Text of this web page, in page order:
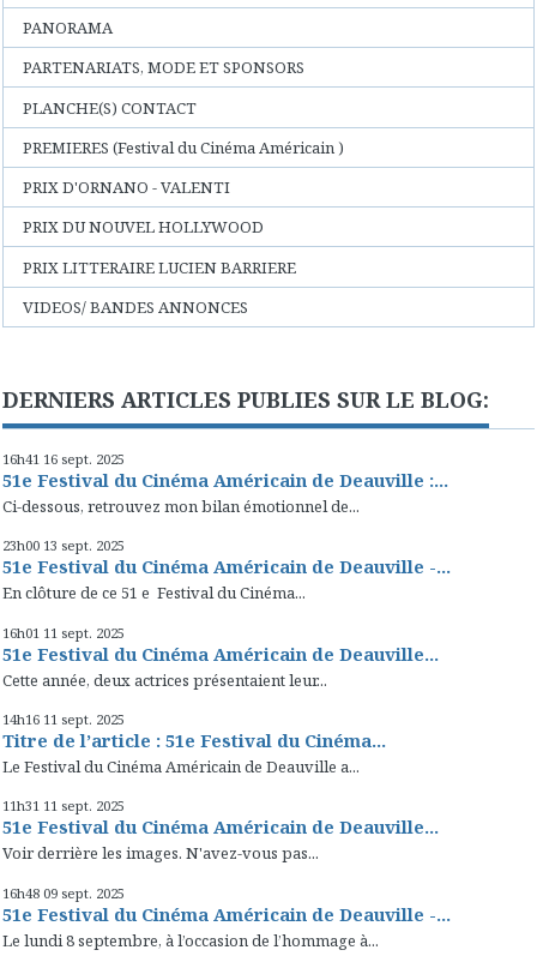
PANORAMA
PARTENARIATS, MODE ET SPONSORS
PLANCHE(S) CONTACT
PREMIERES (Festival du Cinéma Américain )
PRIX D'ORNANO - VALENTI
PRIX DU NOUVEL HOLLYWOOD
PRIX LITTERAIRE LUCIEN BARRIERE
VIDEOS/ BANDES ANNONCES
DERNIERS ARTICLES PUBLIES SUR LE BLOG:
16h41 16 sept. 2025
51e Festival du Cinéma Américain de Deauville :...
Ci-dessous, retrouvez mon bilan émotionnel de...
23h00 13 sept. 2025
51e Festival du Cinéma Américain de Deauville -...
En clôture de ce 51 e Festival du Cinéma...
16h01 11 sept. 2025
51e Festival du Cinéma Américain de Deauville...
Cette année, deux actrices présentaient leur...
14h16 11 sept. 2025
Titre de l’article : 51e Festival du Cinéma...
Le Festival du Cinéma Américain de Deauville a...
11h31 11 sept. 2025
51e Festival du Cinéma Américain de Deauville...
Voir derrière les images. N'avez-vous pas...
16h48 09 sept. 2025
51e Festival du Cinéma Américain de Deauville -...
Le lundi 8 septembre, à l’occasion de l’hommage à...